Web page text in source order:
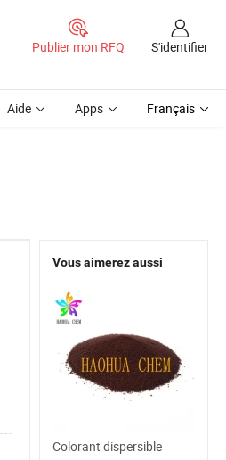
Publier mon RFQ S'identifier
Aide Apps Français
Vous aimerez aussi
Colorant dispersible